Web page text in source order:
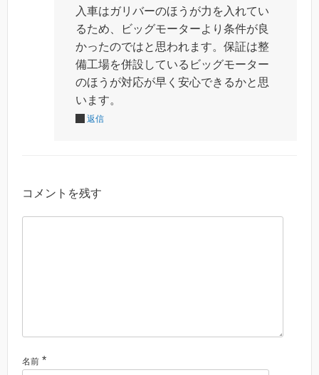
入車はガリバーのほうが力を入れてい
るため、ビッグモーターより条件が良
かったのではと思われます。保証は整
備工場を併設しているビッグモーター
のほうが対応が早く安心できるかと思
います。
返信
コメントを残す
名前 *